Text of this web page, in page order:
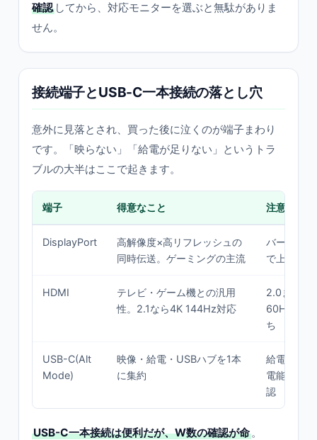
確認 してから、対応モニターを選ぶと無駄がありま
せん。
接続端子とUSB-C一本接続の落とし穴
意外に見落とされ、買った後に泣くのが端子まわり
です。「映らない」「給電が足りない」というトラ
ブルの大半はここで起きます。
端子 得意なこと 注意点
DisplayPort
高解像度×高リフレッシュの
同時伝送。ゲーミングの主流
バージョ
で上限帯
HDMI
テレビ・ゲーム機との汎用
性。2.1なら4K 144Hz対応
2.0までだ
60Hz止ま
ち
USB-C(Alt
Mode)
映像・給電・USBハブを1本
に集約
給電W数
電能力の
認
USB-C一本接続は便利だが、W数の確認が命。